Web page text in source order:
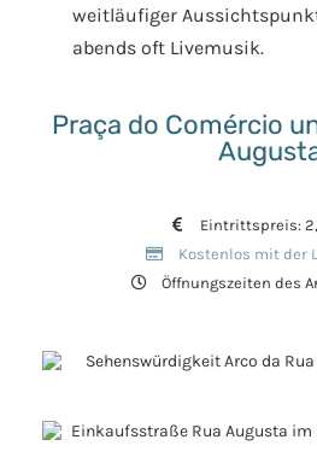
weitläufiger
abends oft Livemusik.
Praça do Comércio
Eintrittspreis:
Kostenlos mit der
Öffnungszeiten des